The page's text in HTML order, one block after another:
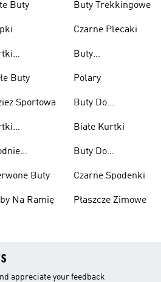
Buty
Buty
Sportowa
Buty
Na Ramię
Buty Trekkingowe
Czarne Plecaki
Buty
Polary
Buty Do
Ciężarów
Białe Kurtki
Buty Do
Czarne Spodenki
Płaszcze Zimowe
appreciate your feedback